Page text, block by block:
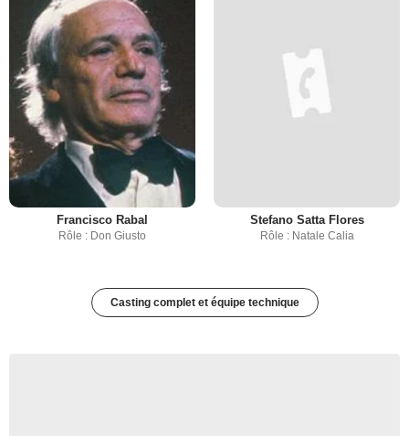
Francisco Rabal
Rôle : Don Giusto
Stefano Satta Flores
Rôle : Natale Calia
Casting complet et équipe technique